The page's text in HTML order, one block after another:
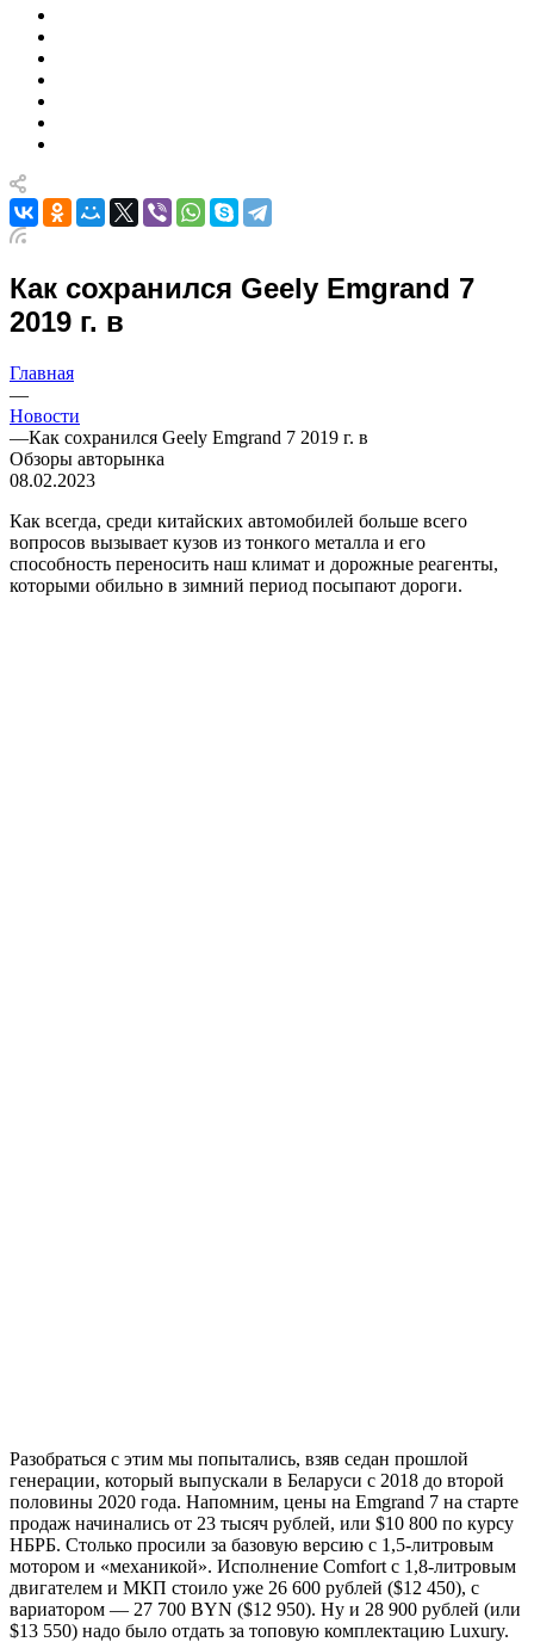
Как сохранился Geely Emgrand 7
2019 г. в
Главная
—
Новости
—Как сохранился Geely Emgrand 7 2019 г. в
Обзоры авторынка
08.02.2023
Как всегда, среди китайских автомобилей больше всего
вопросов вызывает кузов из тонкого металла и его
способность переносить наш климат и дорожные реагенты,
которыми обильно в зимний период посыпают дороги.
Разобраться с этим мы попытались, взяв седан прошлой
генерации, который выпускали в Беларуси с 2018 до второй
половины 2020 года. Напомним, цены на Emgrand 7 на старте
продаж начинались от 23 тысяч рублей, или $10 800 по курсу
НБРБ. Столько просили за базовую версию с 1,5-литровым
мотором и «механикой». Исполнение Comfort с 1,8-литровым
двигателем и МКП стоило уже 26 600 рублей ($12 450), с
вариатором — 27 700 BYN ($12 950). Ну и 28 900 рублей (или
$13 550) надо было отдать за топовую комплектацию Luxury.